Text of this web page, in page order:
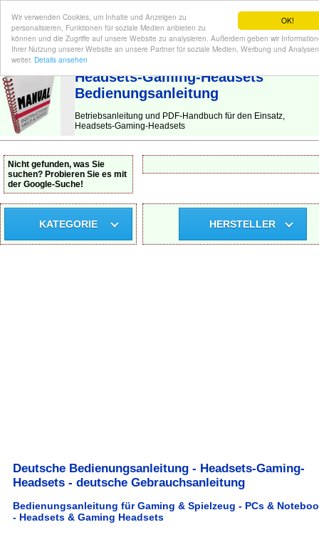
OK!
Wir verwenden Cookies, um Inhalte und Anzeigen zu
personalisieren, Funktionen für soziale Medien anbieten zu
können und die Zugriffe auf unsere Website zu analysieren. Außerdem geben wir
Ihrer Nutzung unserer Website an unsere Partner für soziale Medien, Werbung und Analysen
weiter. Details ansehen
BEDIENUNGSANLEITUNG | Hier finden Sie die deutsche Anleitung!
Headsets-Gaming-Headsets
Bedienungsanleitung
Betriebsanleitung und PDF-Handbuch für den Einsatz,
Headsets-Gaming-Headsets
Nicht gefunden, was Sie
suchen? Probieren Sie es mit
der Google-Suche!
KATEGORIE HERSTELLER
Deutsche Bedienungsanleitung - Headsets-Gaming-
Headsets - deutsche Gebrauchsanleitung
Bedienungsanleitung für Gaming & Spielzeug - PCs &
- Headsets & Gaming Headsets